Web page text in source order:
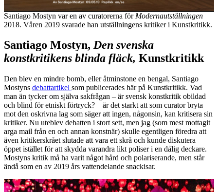
Santiago Mostyn var en av curatorerna för Modernautställningen
2018. Våren 2019 svarade han utställningens kritiker i Kunstkritikk.
Santiago Mostyn, Den svenska
konstkritikens blinda fläck, Kunstkritikk
Den blev en mindre bomb, eller åtminstone en bengal, Santiago
Mostyns debattartikel som publicerades här på Kunstkritikk. Vad
man än tycker om själva sakfrågan – är svensk konstkritik obildad
och blind för etniskt förtryck? – är det starkt att som curator bryta
mot den oskrivna lag som säger att ingen, någonsin, kan kritisera sin
kritiker. Nu uteblev debatten i stort sett, men jag (som mest mottagit
arga mail från en och annan konstnär) skulle egentligen föredra att
även kritikerskrået slutade att vara ett skrå och kunde diskutera
öppet istället för att skydda varandra likt poliser i en dålig deckare.
Mostyns kritik må ha varit något hård och polariserande, men står
ändå som en av 2019 års vattendelande snackisar.